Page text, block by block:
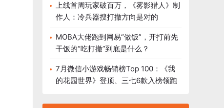
上线首周玩家破百万，《雾影猎人》制
作人：冷兵器搜打撤方向是对的
MOBA大佬跑到网易“做饭”，开打前先
干饭的“吃打撤”到底是什么？
7月微信小游戏畅销榜Top 100：《我
的花园世界》登顶、三七6款入榜领跑